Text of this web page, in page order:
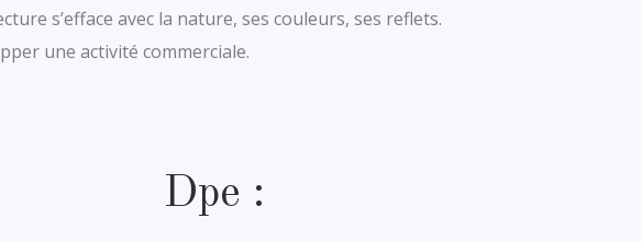
s’efface avec la nature, ses couleurs, ses reflets.
une activité commerciale.
Dpe :